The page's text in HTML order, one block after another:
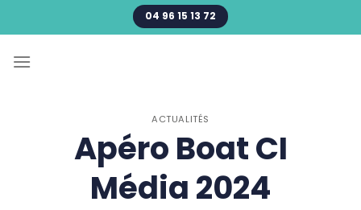
au
04 96 15 13 72
ACTUALITÉS
Apéro Boat CI
Média 2024